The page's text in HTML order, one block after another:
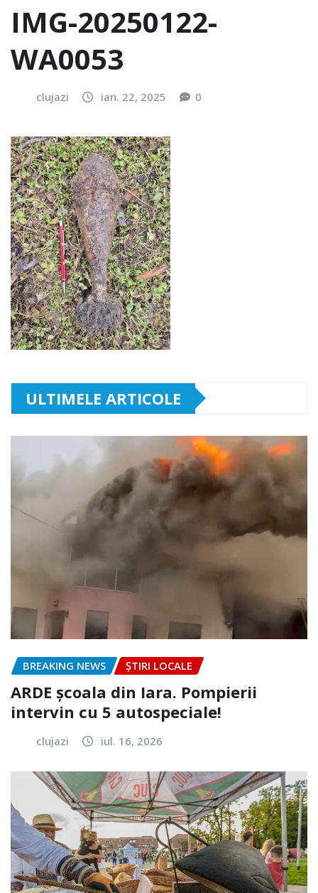
IMG-20250122-
WA0053
clujazi ian. 22, 2025 0
ULTIMELE ARTICOLE
BREAKING NEWS ȘTIRI LOCALE
ARDE școala din Iara. Pompierii
intervin cu 5 autospeciale!
clujazi iul. 16, 2026